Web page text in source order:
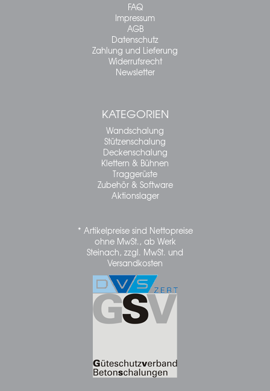
FAQ
Impressum
AGB
Datenschutz
Zahlung und Lieferung
Widerrufsrecht
Newsletter
KATEGORIEN
Wandschalung
Stützenschalung
Deckenschalung
Klettern & Bühnen
Traggerüste
Zubehör & Software
Aktionslager
* Artikelpreise sind Nettopreise
ohne MwSt., ab Werk
Steinach, zzgl. MwSt. und
Versandkosten